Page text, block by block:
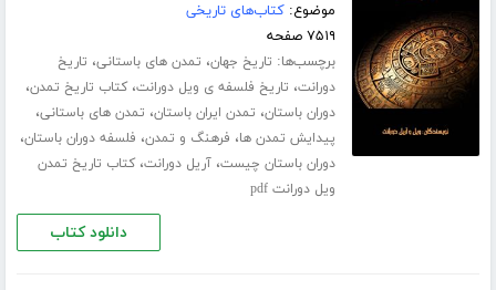
موضوع:کتاب‌های تاریخی
۷۵۱۹ صفحه
برچسب‌ها: تاریخ جهان، تمدن های باستانی، تاریخ
دورانت، تاریخ فلسفه ی ویل دورانت،کتاب تاریخ تمدن،
دوران باستان، تمدن ایران باستان، تمدن های باستانی،
پیدایش تمدن ها، فرهنگ و تمدن، فلسفه دوران باستان،
دوران باستان چیست،آریل دورانت،کتاب تاریخ تمدن
ویل دورانت pdf
دانلود کتاب